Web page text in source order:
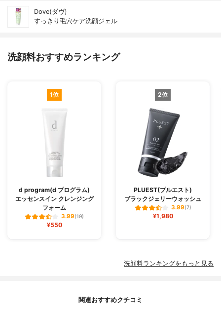
Dove(ダヴ)
すっきり毛穴ケア洗顔ジェル
洗顔料おすすめランキング
1位
d program(d プログラム)
エッセンスイン クレンジング
フォーム
3.99(19)
¥550
2位
PLUEST(プルエスト)
ブラックジェリーウォッシュ
3.99(7)
¥1,980
洗顔料ランキングをもっと見る
関連おすすめクチコミ